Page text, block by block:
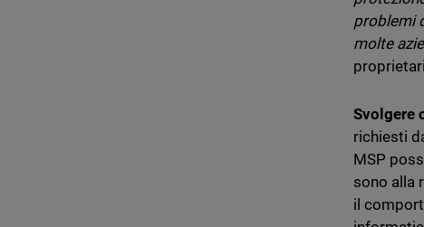
problemi
molte
Svolgere
richiesti
MSP
sono alla
il